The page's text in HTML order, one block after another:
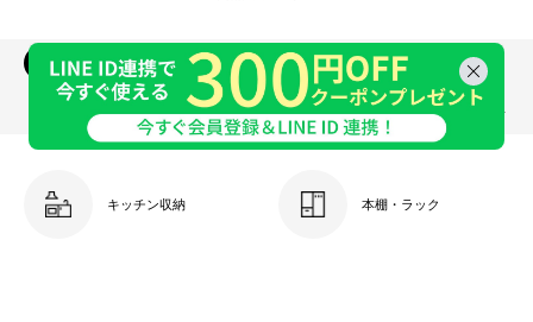
収納家具 インテリア 照明・ライト ベビー・キッズ
ベッド・寝具 ガーデン・エクステリア オーダー家具
キッチン収納 本棚・ラック